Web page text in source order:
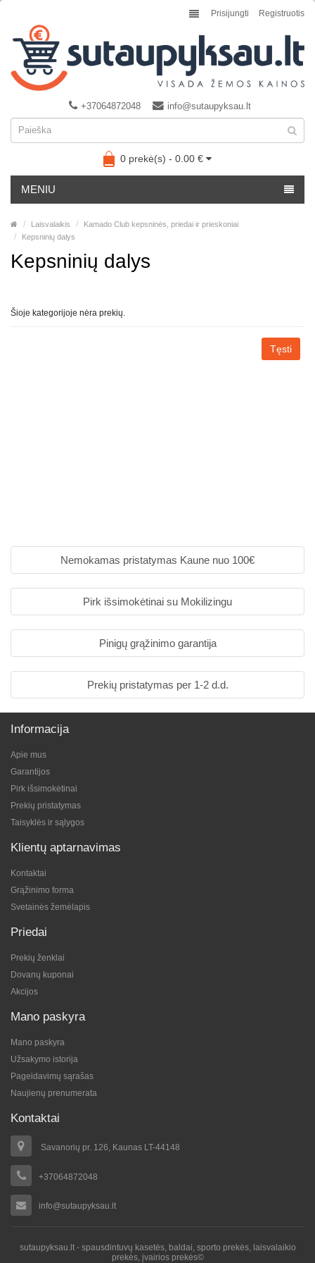
Prisijungti Registruotis
+37064872048 info@sutaupyksau.lt
0 prekė(s) - 0.00 €
MENIU
Laisvalaikis
Kamado Club kepsninės, priedai ir prieskoniai
Kepsninių dalys
Kepsninių dalys
Šioje kategorijoje nėra prekių.
Tęsti
Nemokamas pristatymas Kaune nuo 100€
Pirk išsimokėtinai su Mokilizingu
Pinigų grąžinimo garantija
Prekių pristatymas per 1-2 d.d.
Informacija
Apie mus
Garantijos
Pirk išsimokėtinai
Prekių pristatymas
Taisyklės ir sąlygos
Klientų aptarnavimas
Kontaktai
Grąžinimo forma
Svetainės žemėlapis
Priedai
Prekių ženklai
Dovanų kuponai
Akcijos
Mano paskyra
Mano paskyra
Užsakymo istorija
Pageidavimų sąrašas
Naujienų prenumerata
Kontaktai
Savanorių pr. 126, Kaunas LT-44148
+37064872048
info@sutaupyksau.lt
sutaupyksau.lt - spausdintuvų kasetės, baldai, sporto prekės, laisvalaikio
prekės, įvairios prekės©